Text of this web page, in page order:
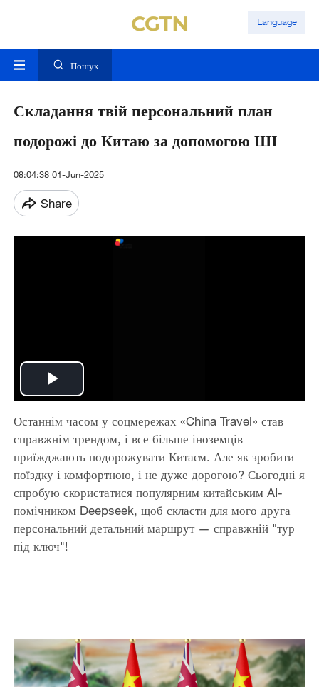
Language
Пошук
Складання твій персональний план
подорожі до Китаю за допомогою ШІ
08:04:38 01-Jun-2025
Share
Play
Video
Останнім часом у соцмережах «China Travel» став
справжнім трендом, і все більше іноземців
приїжджають подорожувати Китаєм. Але як зробити
поїздку і комфортною, і не дуже дорогою? Сьогодні я
спробую скористатися популярним китайським AI-
помічником Deepseek, щоб скласти для мого друга
персональний детальний маршрут — справжній "тур
під ключ"!